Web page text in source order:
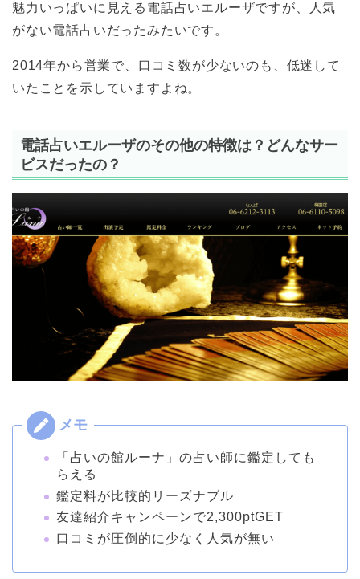
魅力いっぱいに見える電話占いエルーザですが、人気
がない電話占いだったみたいです。
2014年から営業で、口コミ数が少ないのも、低迷して
いたことを示していますよね。
電話占いエルーザのその他の特徴は？どんなサー
ビスだったの？
「占いの館ルーナ」の占い師に鑑定しても
らえる
鑑定料が比較的リーズナブル
友達紹介キャンペーンで2,300ptGET
口コミが圧倒的に少なく人気が無い